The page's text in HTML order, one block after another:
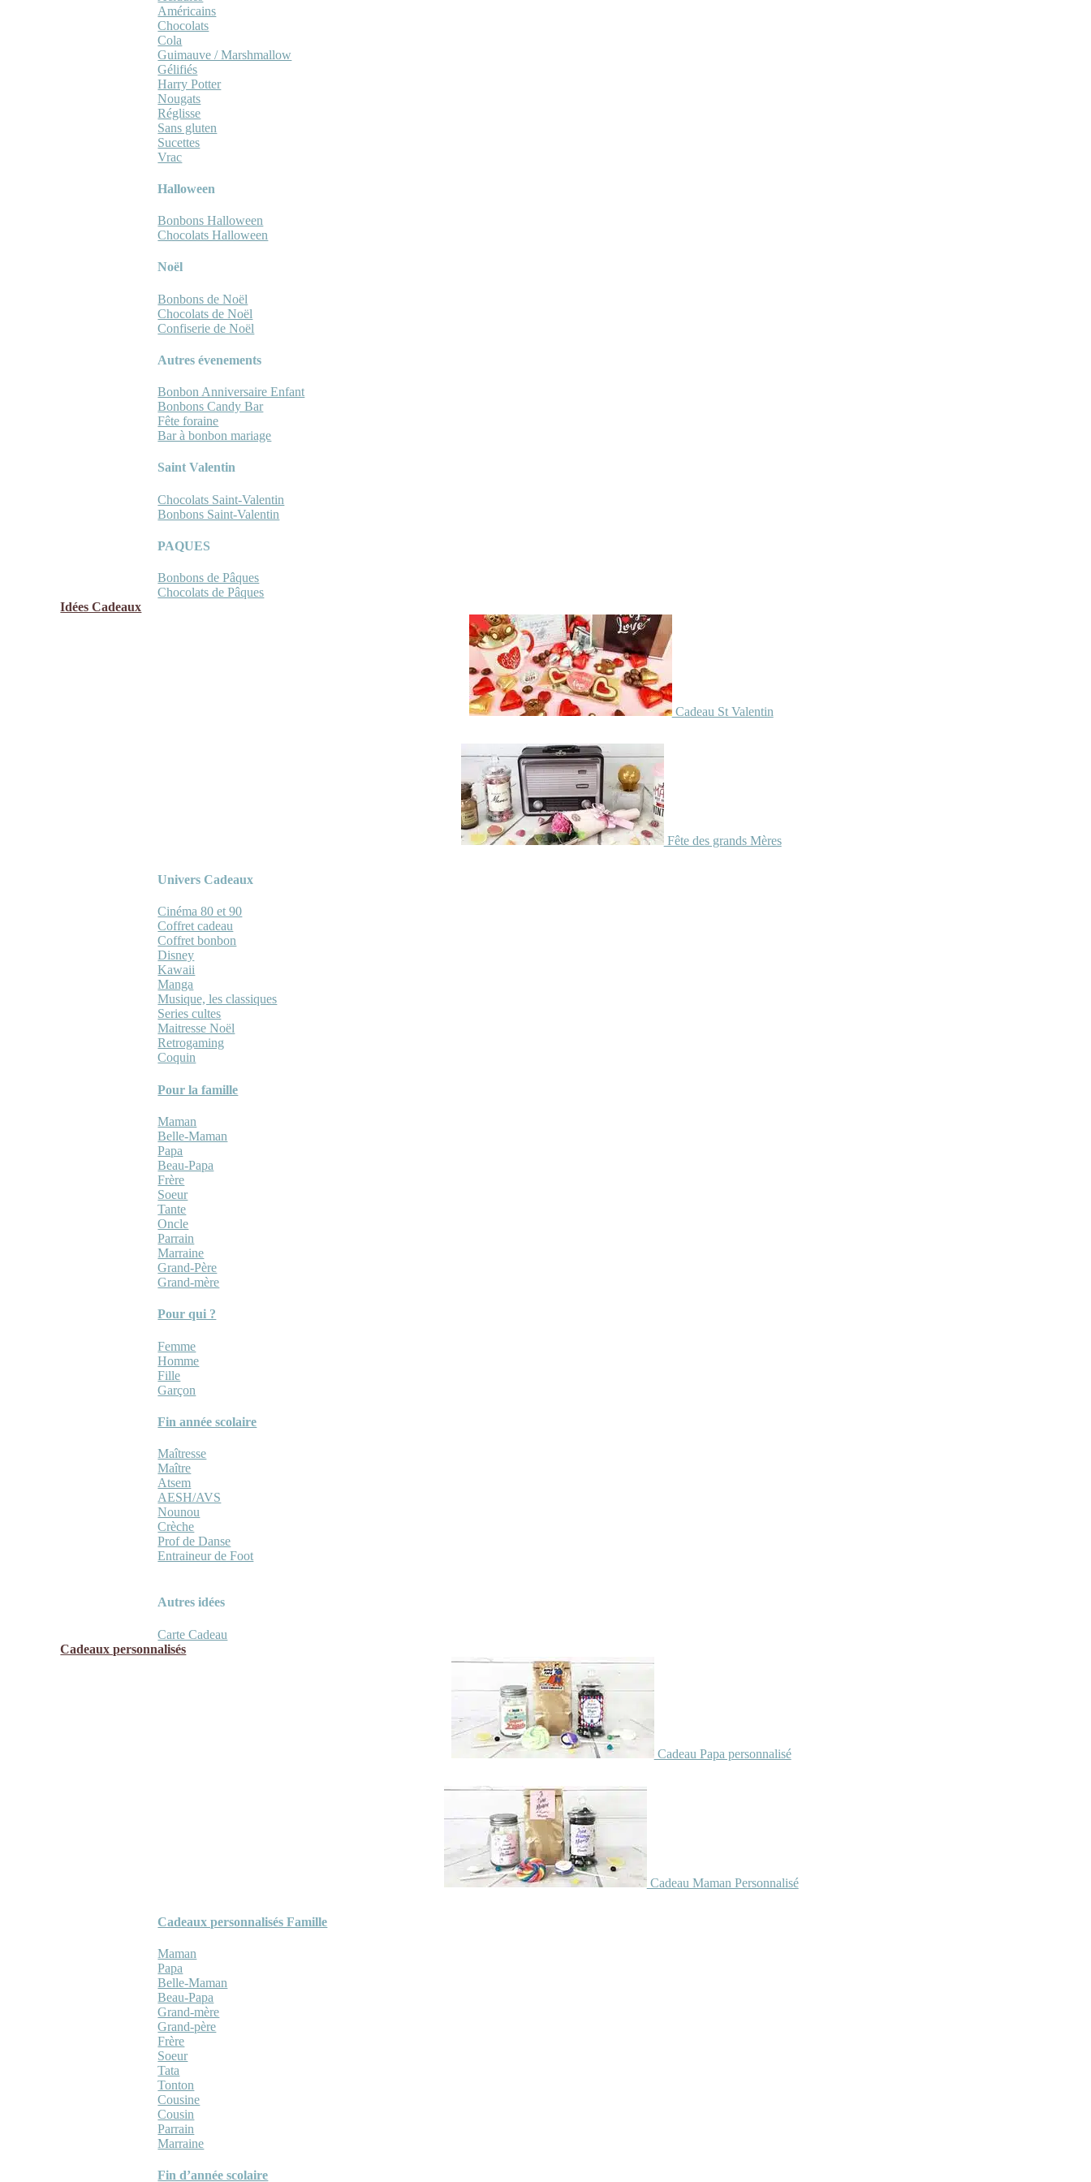
Américains
Chocolats
Cola
Guimauve / Marshmallow
Gélifiés
Harry Potter
Nougats
Réglisse
Sans gluten
Sucettes
Vrac
Halloween
Bonbons Halloween
Chocolats Halloween
Noël
Bonbons de Noël
Chocolats de Noël
Confiserie de Noël
Autres évenements
Bonbon Anniversaire Enfant
Bonbons Candy Bar
Fête foraine
Bar à bonbon mariage
Saint Valentin
Chocolats Saint-Valentin
Bonbons Saint-Valentin
PAQUES
Bonbons de Pâques
Chocolats de Pâques
Idées Cadeaux
Cadeau St Valentin
Fête des grands Mères
Univers Cadeaux
Cinéma 80 et 90
Coffret cadeau
Coffret bonbon
Disney
Kawaii
Manga
Musique, les classiques
Series cultes
Maitresse Noël
Retrogaming
Coquin
Pour la famille
Maman
Belle-Maman
Papa
Beau-Papa
Frère
Soeur
Tante
Oncle
Parrain
Marraine
Grand-Père
Grand-mère
Pour qui ?
Femme
Homme
Fille
Garçon
Fin année scolaire
Maîtresse
Maître
Atsem
AESH/AVS
Nounou
Crèche
Prof de Danse
Entraineur de Foot
Autres idées
Carte Cadeau
Cadeaux personnalisés
Cadeau Papa personnalisé
Cadeau Maman Personnalisé
Cadeaux personnalisés Famille
Maman
Papa
Belle-Maman
Beau-Papa
Grand-mère
Grand-père
Frère
Soeur
Tata
Tonton
Cousine
Cousin
Parrain
Marraine
Fin d’année scolaire